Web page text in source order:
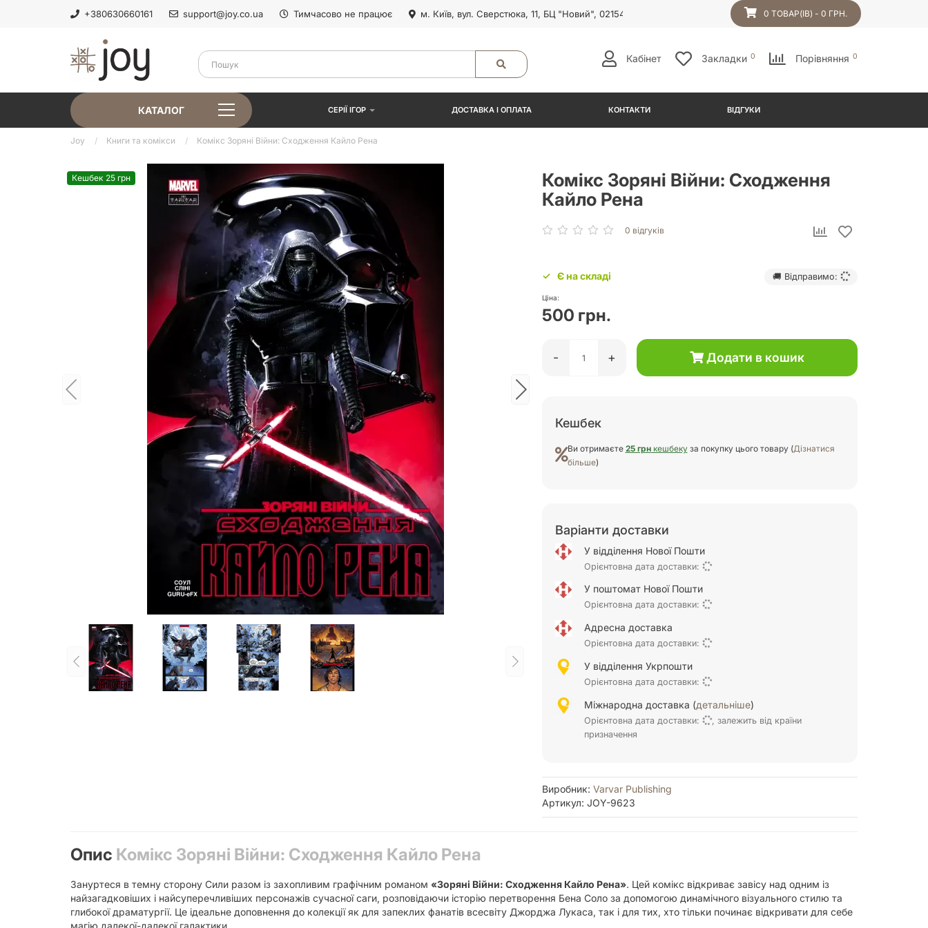
+380630660161 support@joy.co.ua Тимчасово не працює м. Київ, вул. Сверстюка, 11, БЦ "Новий", 02154 0 ТОВАР(ІВ) - 0 ГРН.
Кабінет Закладки 0 Порівняння 0
КАТАЛОГ СЕРІЇ ІГОР ДОСТАВКА І ОПЛАТА КОНТАКТИ ВІДГУКИ
Joy Книги та комікси Комікс Зоряні Війни: Сходження Кайло Рена
Кешбек 25 грн
Комікс Зоряні Війни: Сходження
Кайло Рена
0 відгуків
Є на складі 🚚 Відправимо:
Ціна:
500 грн.
- + Додати в кошик
Кешбек
Ви отримаєте 25 грнкешбекуза покупку цього товару (Дізнатися
більше)
Варіанти доставки
У відділення Нової Пошти
Орієнтовна дата доставки:
У поштомат Нової Пошти
Орієнтовна дата доставки:
Адресна доставка
Орієнтовна дата доставки:
У відділення Укрпошти
Орієнтовна дата доставки:
Міжнародна доставка (детальніше)
Орієнтовна дата доставки:
, залежить від країни
призначення
Виробник: Varvar Publishing
Артикул: JOY-9623
Опис Комікс Зоряні Війни: Сходження Кайло Рена
Зануртеся в темну сторону Сили разом із захопливим графічним романом «Зоряні Війни: Сходження Кайло Рена». Цей комікс відкриває завісу над одним із
найзагадковіших і найсуперечливіших персонажів сучасної саги, розповідаючи історію перетворення Бена Соло за допомогою динамічного візуального стилю та
глибокої драматургії. Це ідеальне доповнення до колекції як для запеклих фанатів всесвіту Джорджа Лукаса, так і для тих, хто тільки починає відкривати для себе
магію далекої-далекої галактики.